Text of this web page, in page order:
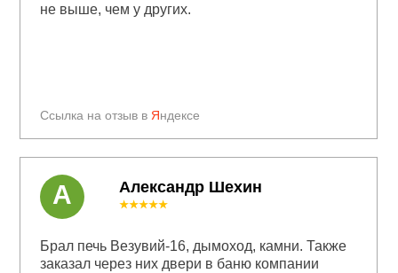
Ссылка на отзыв в Яндексе
не выше, чем у других.
Александр Шехин
★★★★★
Брал печь Везувий-16, дымоход, камни. Также
заказал через них двери в баню компании
А